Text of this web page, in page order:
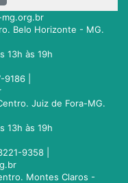
Belo Horizonte - MG.
13h às 19h
|
Juiz de Fora-MG.
13h às 19h
9358 |
Montes Claros -